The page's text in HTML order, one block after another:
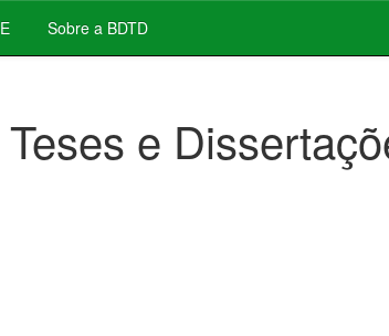
Sobre a BDTD
e